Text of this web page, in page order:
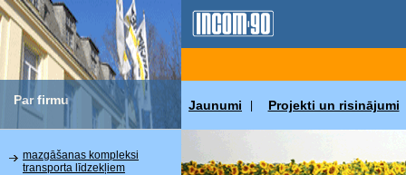
Par firmu Jaunumi Projekti un risinājumi
mazgāšanas kompleksi
transporta līdzekļiem